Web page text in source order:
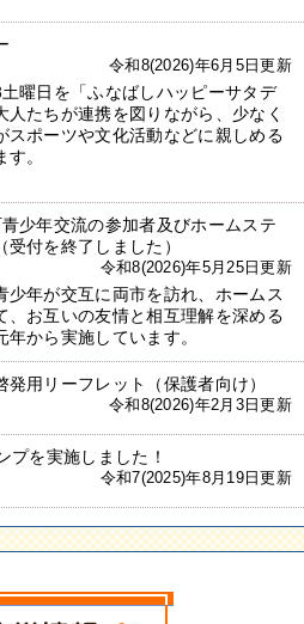
令和8(2026)年6月5日更新
曜日を「ふなばしハッピーサタデ
たちが連携を図りながら、少なく
スポーツや文化活動などに親しめる
。
少年交流の参加者及びホームステ
付を終了しました）
令和8(2026)年5月25日更新
少年が交互に両市を訪れ、ホームス
、お互いの友情と相互理解を深める
から実施しています。
用リーフレット（保護者向け）
令和8(2026)年2月3日更新
プを実施しました！
令和7(2025)年8月19日更新